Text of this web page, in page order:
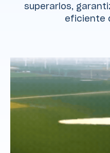
superarlos,
eficiente